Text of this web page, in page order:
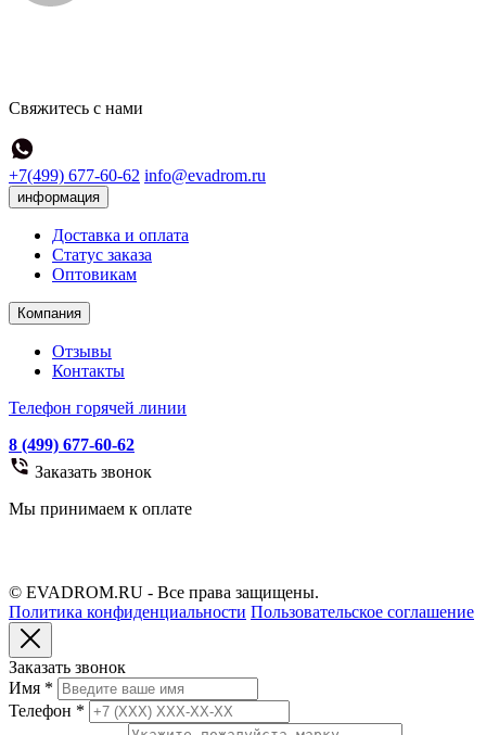
Свяжитесь с нами
+7(499) 677-60-62 info@evadrom.ru
информация
Доставка и оплата
Статус заказа
Оптовикам
Компания
Отзывы
Контакты
Телефон горячей линии
8 (499) 677-60-62
Заказать звонок
Мы принимаем к оплате
© EVADROM.RU - Все права защищены.
Политика конфиденциальности Пользовательское соглашение
Заказать звонок
Имя *
Телефон *